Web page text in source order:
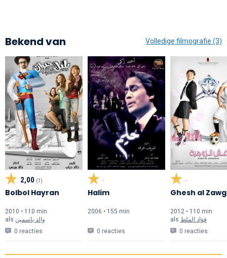
Bekend van Volledige filmografie (3)
2,00 (1)
Bolbol Hayran
2010 • 110 min
als والد ياسمين
0 reacties
-
Halim
2006 • 155 min
0 reacties
-
Ghesh al
2012 • 110 min
als فؤاد الملط
0 reacties